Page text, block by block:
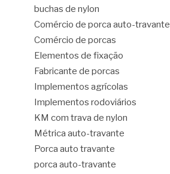
buchas de nylon
Comércio de porca auto-travante
Comércio de porcas
Elementos de fixação
Fabricante de porcas
Implementos agrícolas
Implementos rodoviários
KM com trava de nylon
Métrica auto-travante
Porca auto travante
porca auto-travante